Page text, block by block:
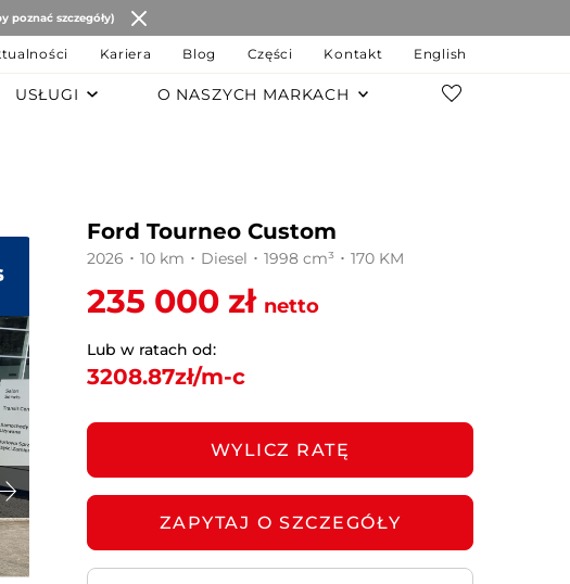
poznać szczegóły)
Kariera Blog Części Kontakt English
USŁUGI O NASZYCH MARKACH
JAC Motors
OMODA
MG
LEVC
Samochody
Ford Tourneo Custom
2026 ･ 10 km ･ Diesel ･ 1998 cm³ ･ 170 KM
235 000 zł netto
Lub w ratach od:
3208.87zł/m-c
WYLICZ RATĘ
ZAPYTAJ O SZCZEGÓŁY